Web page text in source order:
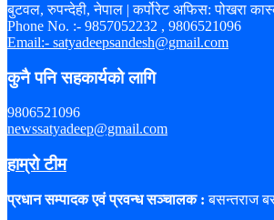
बुटवल, रुपन्देही, नेपाल | कर्पोरेट अफिस: पोखरा
Phone No. :- 9857052232 , 9806521096
Email:- satyadeepsandesh@gmail.com
कुनै पनि सहकार्यको लागि
9806521096
newssatyadeep@gmail.com
हाम्रो टीम
प्रधान सम्पादक एवं प्रवन्ध सञ्चालक : बसन्तराज